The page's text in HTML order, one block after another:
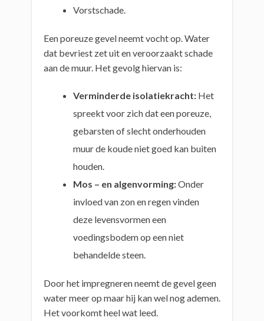
Vorstschade.
Een poreuze gevel neemt vocht op. Water
dat bevriest zet uit en veroorzaakt schade
aan de muur. Het gevolg hiervan is:
Verminderde isolatiekracht: Het
spreekt voor zich dat een poreuze,
gebarsten of slecht onderhouden
muur de koude niet goed kan buiten
houden.
Mos – en algenvorming:Onder
invloed van zon en regen vinden
deze levensvormen een
voedingsbodem op een niet
behandelde steen.
Door het impregneren neemt de gevel geen
water meer op maar hij kan wel nog ademen.
Het voorkomt heel wat leed.